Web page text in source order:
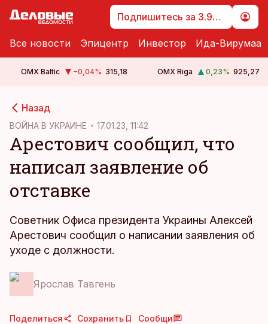
Подпишитесь за 3.99 €
Все новости Эпицентр Инвестор Ида-Вирумаа
OMX Baltic −0,04% 315,18 OMX Riga 0,23% 925,27
Назад
ВОЙНА В УКРАИНЕ 17.01.23, 11:42
Арестович сообщил, что
написал заявление об
отставке
Советник Офиса президента Украины Алексей
Арестович сообщил о написании заявления об
уходе с должности.
Ярослав Тавгень
Поделиться Сохранить Сообщи